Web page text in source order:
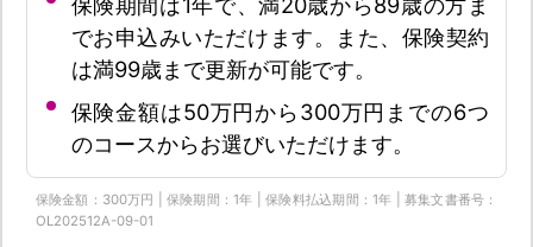
でお申込みいただけます。また、保険契約
は満99歳まで更新が可能です。
保険金額は50万円から300万円までの6つ
のコースからお選びいただけます。
保険金額：300万円 | 保険期間：1年 | 保険料払込期間：1年 | 募集文書番号：
OL202512A-09-01